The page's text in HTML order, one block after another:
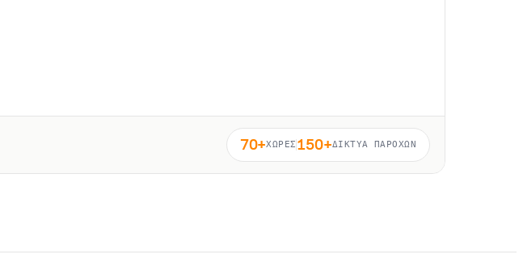
70+ΧΏΡΕΣ 150+ΔΊΚΤΥΑ ΠΑΡΌΧΩΝ